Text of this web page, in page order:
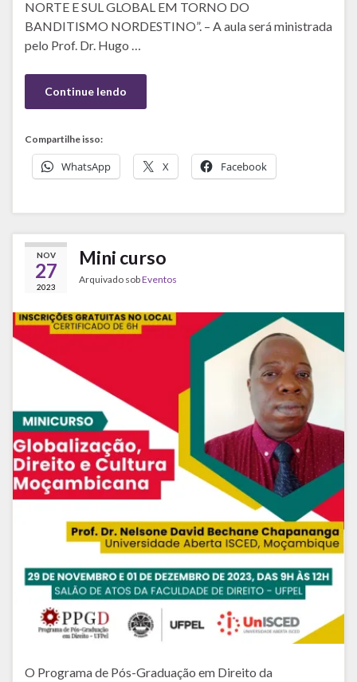
NORTE E SUL GLOBAL EM TORNO DO
BANDITISMO NORDESTINO”. – A aula será ministrada
pelo Prof. Dr. Hugo …
Continue lendo
Compartilhe isso:
WhatsApp X Facebook
NOV
27
2023
Mini curso
Arquivado sobEventos
O Programa de Pós-Graduação em Direito da